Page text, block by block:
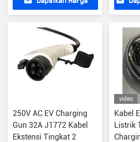
250V AC EV Charging
Gun 32A J1772 Kabel
Ekstensi Tingkat 2
video
Kabel
Listrik